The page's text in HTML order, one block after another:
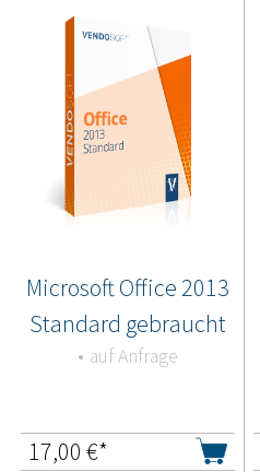
Microsoft Office 2013
Standard gebraucht
auf Anfrage
17,00 €*